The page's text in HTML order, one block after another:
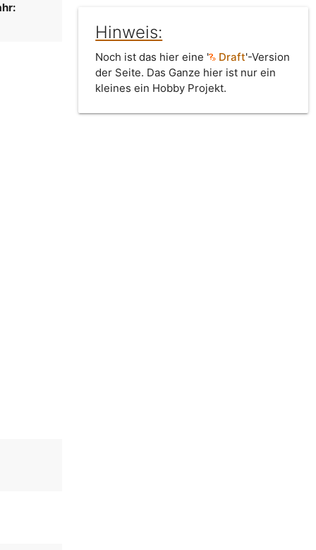
Hinweis:
Noch ist das hier eine ' Draft'-Version
der Seite. Das Ganze hier ist nur ein
kleines ein Hobby Projekt.